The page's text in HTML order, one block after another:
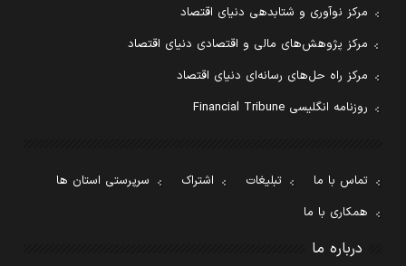
مرکز نوآوری و شتابدهی دنیای اقتصاد
مرکز پژوهش‌های مالی و اقتصادی دنیای اقتصاد
مرکز راه حل‌های رسانه‌ای دنیای اقتصاد
روزنامه انگلیسی Financial Tribune
تماس با ما تبلیغات اشتراک
سرپرستی استان ها
همکاری با ما
درباره ما